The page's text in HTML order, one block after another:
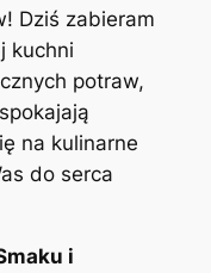
Dziś zabieram
kuchni
potraw,
na kulinarne
do serca
i